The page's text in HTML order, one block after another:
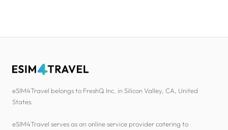
eSIM4Travel belongs to FreshQ Inc. in Silicon Valley, CA, United
States.
eSIM4Travel serves as an online service provider catering to